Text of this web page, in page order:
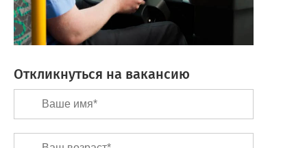
Откликнуться на вакансию